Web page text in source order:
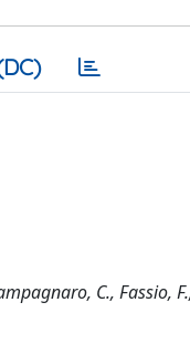
C., Fassio,